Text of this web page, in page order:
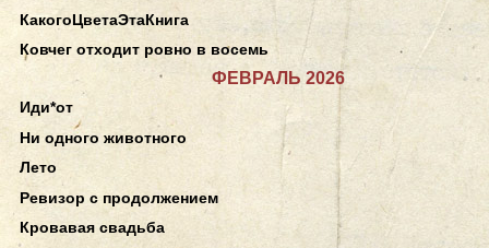
КакогоЦветаЭтаКнига
Ковчег отходит ровно в восемь
ФЕВРАЛЬ 2026
Иди*от
Ни одного животного
Лето
Ревизор с продолжением
Кровавая свадьба